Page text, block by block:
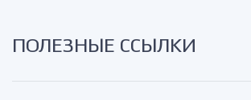
ПОЛЕЗНЫЕ ССЫЛКИ